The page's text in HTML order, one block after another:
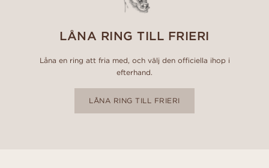
LÅNA RING TILL FRIERI
Låna en ring att fria med, och välj den officiella ihop i
efterhand.
LÅNA RING TILL FRIERI